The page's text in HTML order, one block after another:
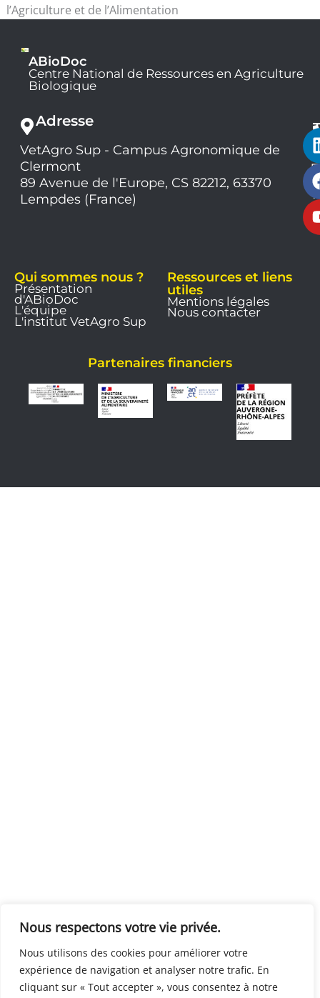
Nous respectons votre vie privée.
Nous utilisons des cookies pour améliorer votre
expérience de navigation et analyser notre trafic. En
cliquant sur « Tout accepter », vous consentez à notre
l’Agriculture et de l’Alimentation
ABioDoc
Centre National de Ressources en Agriculture
Biologique
Adresse
VetAgro Sup - Campus Agronomique de
Clermont
89 Avenue de l'Europe, CS 82212, 63370
Lempdes (France)
Qui sommes nous ?
Présentation
d'ABioDoc
L'équipe
L'institut VetAgro Sup
Ressources et liens
utiles
Mentions légales
Nous contacter
Partenaires financiers